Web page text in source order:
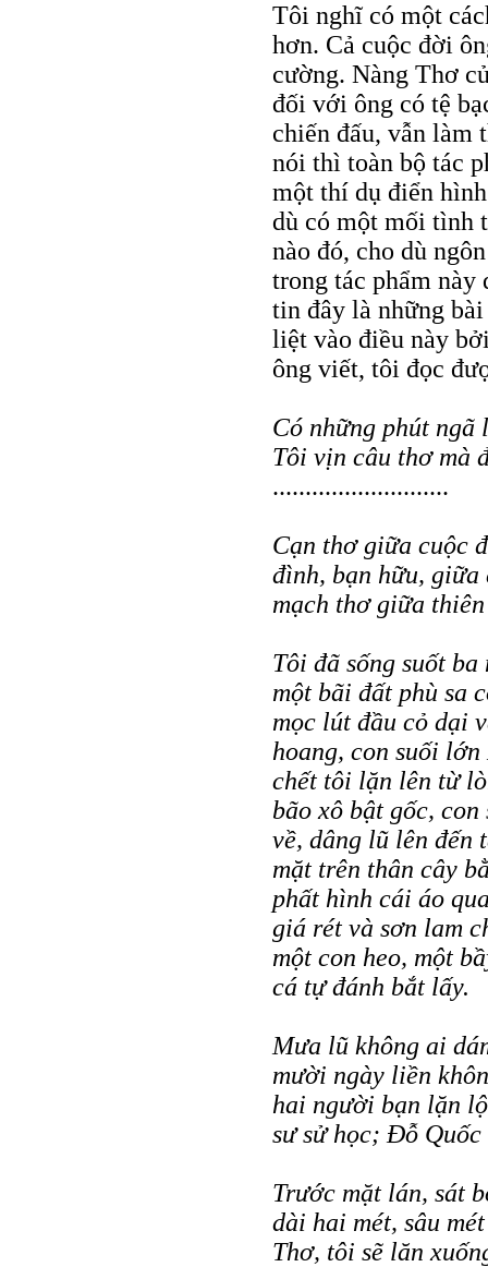
Tôi nghĩ có một
hơn. Cả cuộc đời
cường. Nàng Thơ
đối với ông có tệ
chiến đấu, vẫn làm
nói thì toàn bộ tác
một thí dụ điển
dù có một mối tình
nào đó, cho dù
trong tác phẩm này
tin đây là những
liệt vào điều này
ông viết, tôi đọc
Có những phút ngã
Tôi vịn câu thơ mà
...........................
Cạn thơ giữa cuộc
đình, bạn hữu,
mạch thơ giữa
Tôi đã sống suốt
một bãi đất phù sa
mọc lút đầu cỏ dại
hoang, con suối
chết tôi lặn lên từ
bão xô bật gốc,
về, dâng lũ lên đến
mặt trên thân cây
phất hình cái áo
giá rét và sơn lam
một con heo, một
cá tự đánh bắt lấy.
Mưa lũ không ai
mười ngày liền
hai người bạn lặn
sư sử học; Đỗ
Trước mặt lán, sát
dài hai mét, sâu
Thơ, tôi sẽ lăn